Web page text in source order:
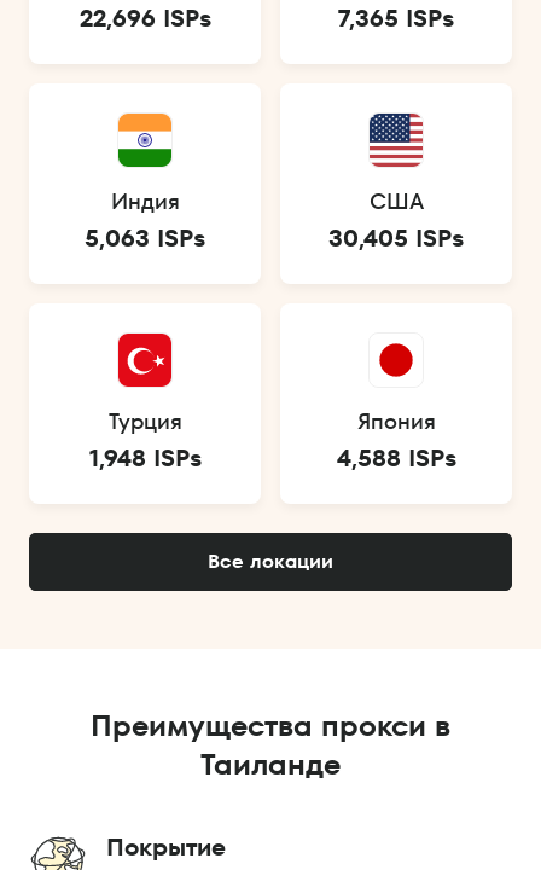
22,696 ISPs 7,365 ISPs
Индия
5,063 ISPs
США
30,405 ISPs
Турция
1,948 ISPs
Япония
4,588 ISPs
Все локации
Преимущества прокси в
Таиланде
Покрытие